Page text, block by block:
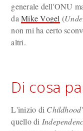
generale dell'ONU
daMike Vogel (
non mi ha certo
altri.
Di cosa
L'inizio di
quello di